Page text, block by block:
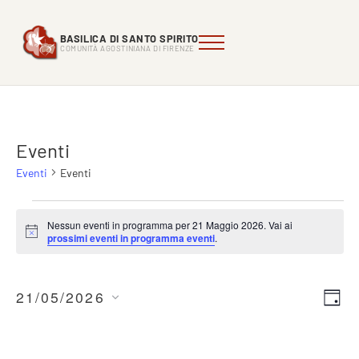
Basilica di Santo Spirito
BASILICA DI SANTO SPIRITO
COMUNITÀ AGOSTINIANA DI FIRENZE
Comunità Agostiniana di FIrenze Menu
Eventi
Eventi Eventi
Notice
Nessun eventi in programma per 21 Maggio 2026. Vai ai
prossimi eventi in programma eventi.
G
21/05/2026